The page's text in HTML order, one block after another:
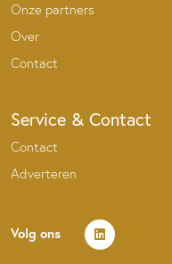
Onze partners
Over
Contact
Service & Contact
Contact
Adverteren
Volg ons